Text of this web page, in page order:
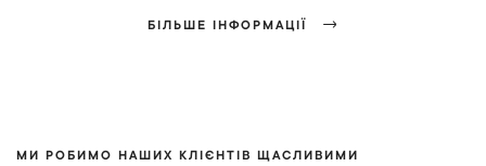
БІЛЬШЕ ІНФОРМАЦІЇ
МИ РОБИМО НАШИХ КЛІЄНТІВ ЩАСЛИВИМИ